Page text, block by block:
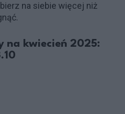
na siebie więcej niż
na kwiecień 2025: